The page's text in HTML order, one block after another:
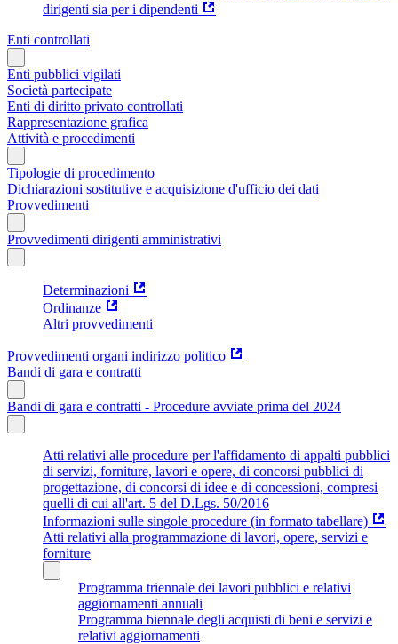
dirigenti sia per i dipendenti
Enti controllati
Enti pubblici vigilati
Società partecipate
Enti di diritto privato controllati
Rappresentazione grafica
Attività e procedimenti
Tipologie di procedimento
Dichiarazioni sostitutive e acquisizione d'ufficio dei dati
Provvedimenti
Provvedimenti dirigenti amministrativi
Determinazioni
Ordinanze
Altri provvedimenti
Provvedimenti organi indirizzo politico
Bandi di gara e contratti
Bandi di gara e contratti - Procedure avviate prima del 2024
Atti relativi alle procedure per l'affidamento di appalti pubblici
di servizi, forniture, lavori e opere, di concorsi pubblici di
progettazione, di concorsi di idee e di concessioni, compresi
quelli di cui all'art. 5 del D.Lgs. 50/2016
Informazioni sulle singole procedure (in formato tabellare)
Atti relativi alla programmazione di lavori, opere, servizi e
forniture
Programma triennale dei lavori pubblici e relativi
aggiornamenti annuali
Programma biennale degli acquisti di beni e servizi e
relativi aggiornamenti